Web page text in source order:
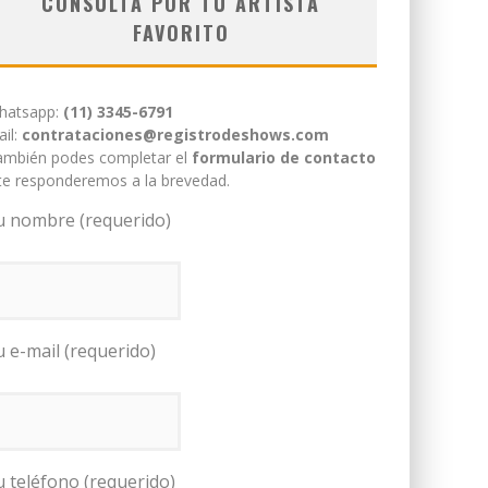
FAVORITO
(11) 3345-6791
contrataciones@registrodeshows.com
podes completar el formulario de contacto
responderemos a la brevedad.
nombre (requerido)
e-mail (requerido)
teléfono (requerido)